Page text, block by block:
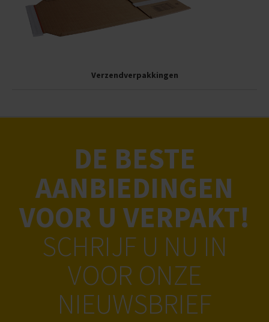
Verzendverpakkingen
DE BESTE
AANBIEDINGEN
VOOR U VERPAKT!
SCHRIJF U NU IN
VOOR ONZE
NIEUWSBRIEF